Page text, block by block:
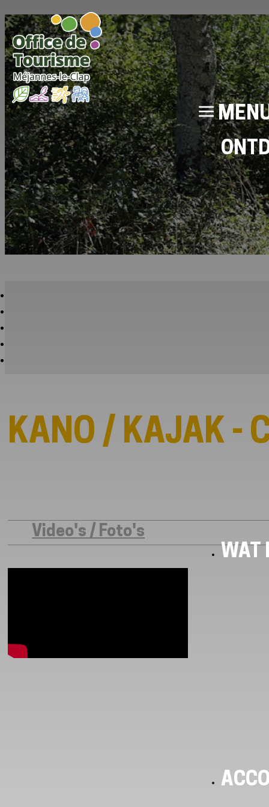
WAT
KANO / KAJAK -
Video's / Foto's